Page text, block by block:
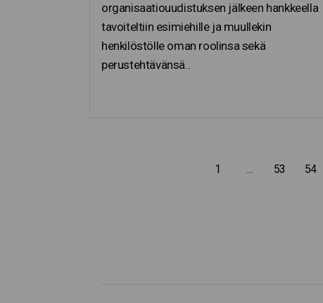
organisaatiouudistuksen jälkeen hankkeella
tavoiteltiin esimiehille ja muullekin
henkilöstölle oman roolinsa sekä
perustehtävänsä..
Edellinen sivu
1 53 54